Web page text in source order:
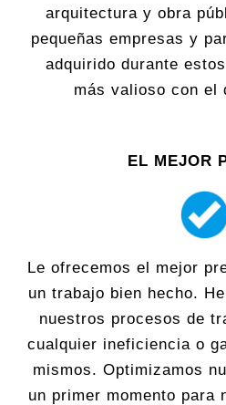
arquitectura y obra
pequeñas empresas y
adquirido durante
más valioso con el
EL MEJOR
Le ofrecemos el mejor
un trabajo bien hecho.
nuestros procesos de
cualquier ineficiencia o
mismos. Optimizamos
un primer momento para